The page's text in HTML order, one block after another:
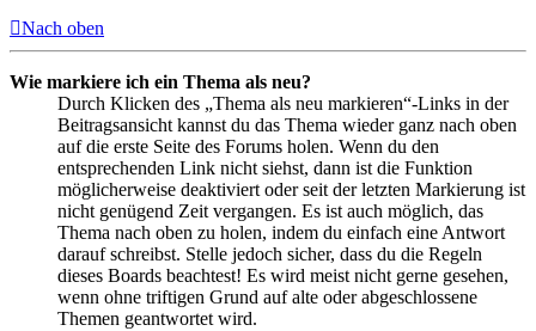
Nach oben
Wie markiere ich ein Thema als neu?
Durch Klicken des „Thema als neu markieren“-Links in der
Beitragsansicht kannst du das Thema wieder ganz nach oben
auf die erste Seite des Forums holen. Wenn du den
entsprechenden Link nicht siehst, dann ist die Funktion
möglicherweise deaktiviert oder seit der letzten Markierung ist
nicht genügend Zeit vergangen. Es ist auch möglich, das
Thema nach oben zu holen, indem du einfach eine Antwort
darauf schreibst. Stelle jedoch sicher, dass du die Regeln
dieses Boards beachtest! Es wird meist nicht gerne gesehen,
wenn ohne triftigen Grund auf alte oder abgeschlossene
Themen geantwortet wird.